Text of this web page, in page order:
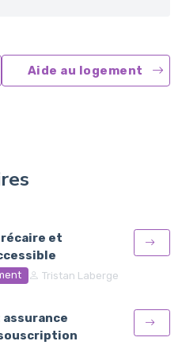
Aide au logement
et
Tristan Laberge
assurance